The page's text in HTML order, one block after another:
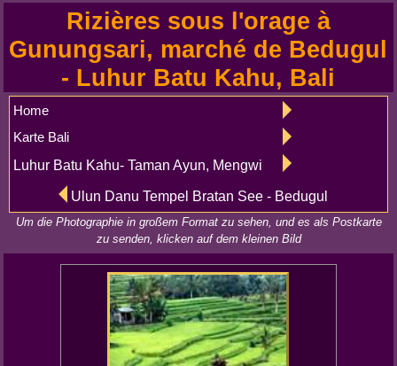
Rizières sous l'orage à
Gunungsari, marché de Bedugul
- Luhur Batu Kahu, Bali
Home
Karte Bali
Luhur Batu Kahu- Taman Ayun, Mengwi
Ulun Danu Tempel Bratan See - Bedugul
Um die Photographie in großem Format zu sehen, und es als Postkarte
zu senden, klicken auf dem kleinen Bild